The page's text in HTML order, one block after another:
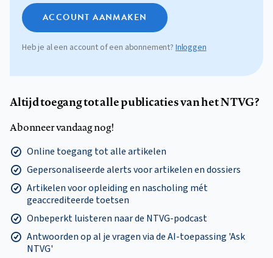
ACCOUNT AANMAKEN
Heb je al een account of een abonnement?Inloggen
Altijd toegang tot alle publicaties van het NTVG?
Abonneer vandaag nog!
Online toegang tot alle artikelen
Gepersonaliseerde alerts voor artikelen en dossiers
Artikelen voor opleiding en nascholing mét
geaccrediteerde toetsen
Onbeperkt luisteren naar de NTVG-podcast
Antwoorden op al je vragen via de AI-toepassing 'Ask
NTVG'